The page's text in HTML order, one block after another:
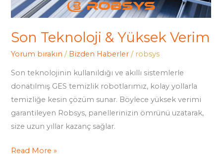
Son Teknoloji & Yüksek Verim
Yorum bırakın / Bizden Haberler / robsys
Son teknolojinin kullanıldığı ve akıllı sistemlerle
donatılmış GES temizlik robotlarımız, kolay yollarla
temizliğe kesin çözüm sunar. Böylece yüksek verimi
garantileyen Robsys, panellerinizin ömrünü uzatarak,
size uzun yıllar kazanç sağlar.
Read More »